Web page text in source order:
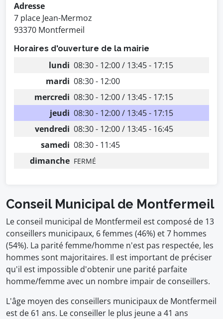
Adresse
7 place Jean-Mermoz
93370 Montfermeil
Horaires d'ouverture de la mairie
lundi 08:30 - 12:00 / 13:45 - 17:15
mardi 08:30 - 12:00
mercredi 08:30 - 12:00 / 13:45 - 17:15
jeudi 08:30 - 12:00 / 13:45 - 17:15
vendredi 08:30 - 12:00 / 13:45 - 16:45
samedi 08:30 - 11:45
dimanche FERMÉ
Conseil Municipal de Montfermeil
Le conseil municipal de Montfermeil est composé de 13
conseillers municipaux, 6 femmes (46%) et 7 hommes
(54%). La parité femme/homme n'est pas respectée, les
hommes sont majoritaires. Il est important de préciser
qu'il est impossible d'obtenir une parité parfaite
homme/femme avec un nombre impair de conseillers.
L'âge moyen des conseillers municipaux de Montfermeil
est de 61 ans. Le conseiller le plus jeune a 41 ans